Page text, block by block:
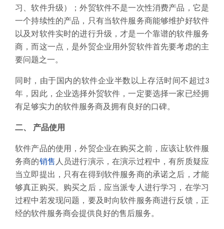
习、软件升级）；外贸软件不是一次性消费产品，它是
一个持续性的产品，只有当软件服务商能够维护好软件
以及对软件实时的进行升级，才是一个靠谱的软件服务
商，而这一点，是外贸企业用外贸软件首先要考虑的主
要问题之一。
同时，由于国内的软件企业半数以上存活时间不超过3
年，因此，企业选择外贸软件，一定要选择一家已经拥
有足够实力的软件服务商及拥有良好的口碑。
二、 产品使用
软件产品的使用，外贸企业在购买之前，应该让软件服
务商的销售 人员进行演示，在演示过程中，有所质疑应
当立即提出，只有在得到软件服务商的承诺之后，才能
够真正购买。购买之后，应当派专人进行学习，在学习
过程中若发现问题，要及时向软件服务商进行反馈，正
经的软件服务商会提供良好的售后服务。